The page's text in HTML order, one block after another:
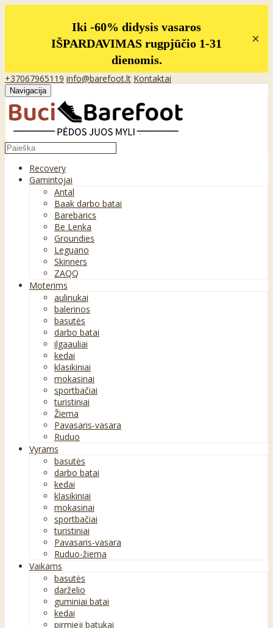
Iki -60% didysis vasaros
IŠPARDAVIMAS rugpjūčio 1-31
dienomis.
×
+37067965119 info@barefoot.lt Kontaktai
Navigacija
Recovery
Gamintojai
Antal
Baak darbo batai
Barebarics
Be Lenka
Groundies
Leguano
Skinners
ZAQQ
Moterims
aulinukai
balerinos
basutės
darbo batai
ilgaauliai
kedai
klasikiniai
mokasinai
sportbačiai
turistiniai
Žiema
Pavasaris-vasara
Ruduo
Vyrams
basutės
darbo batai
kedai
klasikiniai
mokasinai
sportbačiai
turistiniai
Pavasaris-vasara
Ruduo-žiema
Vaikams
basutės
darželio
guminiai batai
kedai
pirmieji batukai